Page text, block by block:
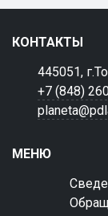
КОНТАКТЫ
445051,
+7 (848)
МЕНЮ